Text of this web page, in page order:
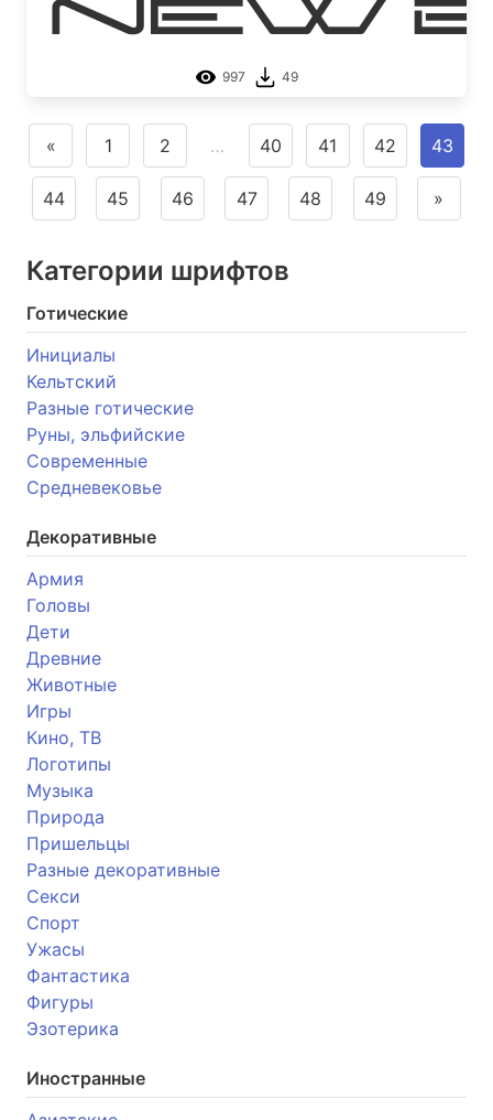
New
997 49
« 1 2 … 40 41 42 43
44 45 46 47 48 49 »
Категории шрифтов
Готические
Инициалы
Кельтский
Разные готические
Руны, эльфийские
Современные
Средневековье
Декоративные
Армия
Головы
Дети
Древние
Животные
Игры
Кино, ТВ
Логотипы
Музыка
Природа
Пришельцы
Разные декоративные
Секси
Спорт
Ужасы
Фантастика
Фигуры
Эзотерика
Иностранные